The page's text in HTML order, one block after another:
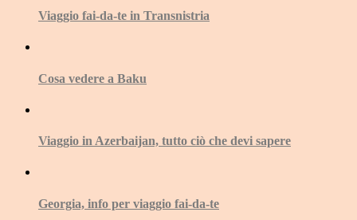
Viaggio fai-da-te in Transnistria
Cosa vedere a Baku
Viaggio in Azerbaijan, tutto ciò che devi sapere
Georgia, info per viaggio fai-da-te